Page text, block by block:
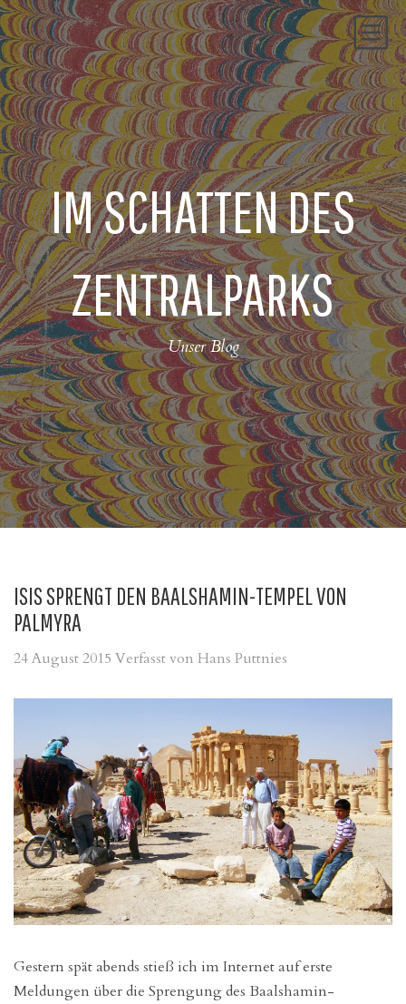
ÜBER UNS
DIENSTE
FILME
WAS WIR TUN
BLOG
KONTAKT
IM SCHATTEN DES
ZENTRALPARKS
Unser Blog
ISIS SPRENGT DEN BAALSHAMIN-TEMPEL VON
PALMYRA
24 August 2015 Verfasst von Hans Puttnies
Gestern spät abends stieß ich im Internet auf erste
Meldungen über die Sprengung des Baalshamin-